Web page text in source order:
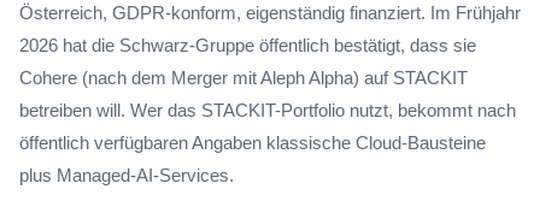
Österreich, GDPR-konform, eigenständig finanziert. Im Frühjahr
2026 hat die Schwarz-Gruppe öffentlich bestätigt, dass sie
Cohere (nach dem Merger mit Aleph Alpha) auf STACKIT
betreiben will. Wer das STACKIT-Portfolio nutzt, bekommt nach
öffentlich verfügbaren Angaben klassische Cloud-Bausteine
plus Managed-AI-Services.